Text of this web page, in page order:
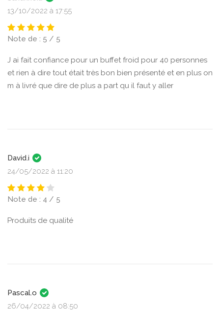
13/10/2022 à 17:55
Note de : 5 / 5
J ai fait confiance pour un buffet froid pour 40 personnes
et rien à dire tout était très bon bien présenté et en plus on
m à livré que dire de plus a part qu il faut y aller
David.i
24/05/2022 à 11:20
Note de : 4 / 5
Produits de qualité
Pascal.o
26/04/2022 à 08:50